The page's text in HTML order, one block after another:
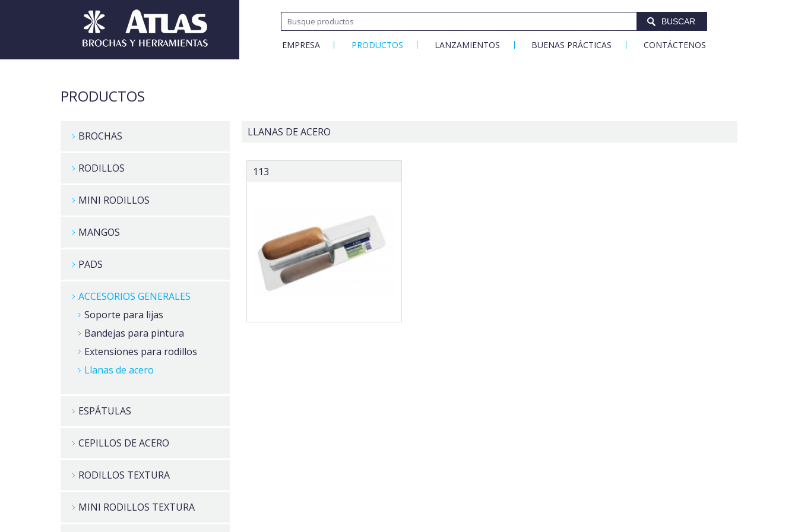
BUSCAR
EMPRESA PRODUCTOS LANZAMIENTOS BUENAS PRÁCTICAS CONTÁCTENOS
PRODUCTOS
BROCHAS
RODILLOS
MINI RODILLOS
MANGOS
PADS
ACCESORIOS GENERALES
Soporte para lijas
Bandejas para pintura
Extensiones para rodillos
Llanas de acero
ESPÁTULAS
CEPILLOS DE ACERO
RODILLOS TEXTURA
MINI RODILLOS TEXTURA
LLANAS DE ACERO
113